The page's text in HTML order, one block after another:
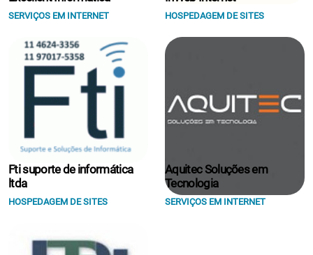
SERVIÇOS EM INTERNET HOSPEDAGEM DE SITES
Fti suporte de informática
ltda
HOSPEDAGEM DE SITES
Aquitec Soluções em
Tecnologia
SERVIÇOS EM INTERNET